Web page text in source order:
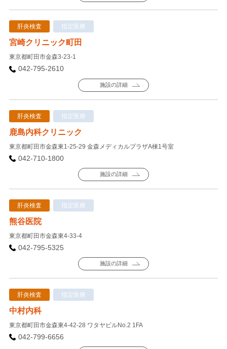
肝炎検査 指定医療
宮崎クリニック町田
東京都町田市金森3-23-1
042-795-2610
施設の詳細
肝炎検査 指定医療
鹿島内科クリニック
東京都町田市金森東1-25-29 金森メディカルプラザA棟1号室
042-710-1800
施設の詳細
肝炎検査 指定医療
熊谷医院
東京都町田市金森東4-33-4
042-795-5325
施設の詳細
肝炎検査 指定医療
中村内科
東京都町田市金森東4-42-28 ワタヤビルNo.2 1FA
042-799-6656